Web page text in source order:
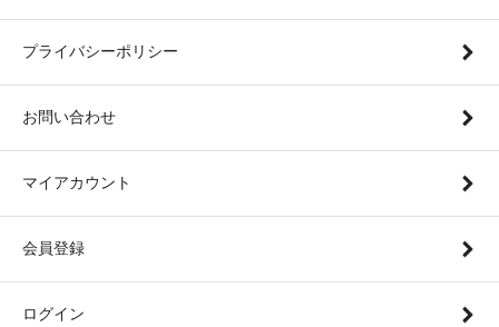
プライバシーポリシー
お問い合わせ
マイアカウント
会員登録
ログイン